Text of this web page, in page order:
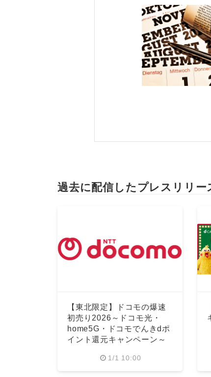
過去に配信したプレスリリー
【東北限定】ドコモの爆速
初売り2026～ドコモ光・
home5G・ドコモでんきdポ
イント還元キャンペーン～
1/1 10:00